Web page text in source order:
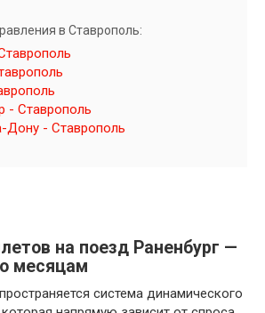
в Ставрополь:
- Ставрополь
Дону - Ставрополь
на поезд Раненбург —
месяцам
система динамического